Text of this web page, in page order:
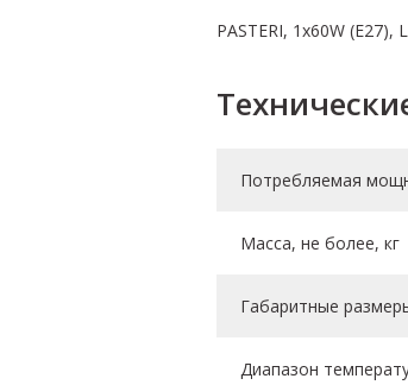
PASTERI, 1х60W
Потребляемая
Масса, не более, кг
Габаритные
Диапазон